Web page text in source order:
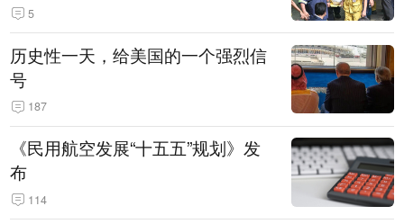
5
历史性一天，给美国的一个强烈信
号
187
《民用航空发展“十五五”规划》发
布
114